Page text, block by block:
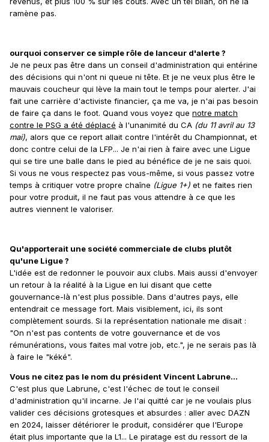
ramène pas.
ourquoi conserver ce simple rôle de lanceur d'alerte ?
Je ne peux pas être dans un conseil d'administration qui entérine
des décisions qui n'ont ni queue ni tête. Et je ne veux plus être le
mauvais coucheur qui lève la main tout le temps pour alerter. J'ai
fait une carrière d'activiste financier, ça me va, je n'ai pas besoin
de faire ça dans le foot. Quand vous voyez que notre match
contre le PSG a été déplacé à l'unanimité du CA (du 11 avril au 13
mai), alors que ce report allait contre l'intérêt du Championnat, et
donc contre celui de la LFP... Je n'ai rien à faire avec une Ligue
qui se tire une balle dans le pied au bénéfice de je ne sais quoi.
Si vous ne vous respectez pas vous-même, si vous passez votre
temps à critiquer votre propre chaîne (Ligue 1+) et ne faites rien
pour votre produit, il ne faut pas vous attendre à ce que les
autres viennent le valoriser.
Qu'apporterait une société commerciale de clubs plutôt
qu'une Ligue ?
L'idée est de redonner le pouvoir aux clubs. Mais aussi d'envoyer
un retour à la réalité à la Ligue en lui disant que cette
gouvernance-là n'est plus possible. Dans d'autres pays, elle
entendrait ce message fort. Mais visiblement, ici, ils sont
complètement sourds. Si la représentation nationale me disait :
"On n'est pas contents de votre gouvernance et de vos
rémunérations, vous faites mal votre job, etc.", je ne serais pas là
à faire le "kéké".
Vous ne citez pas le nom du président Vincent Labrune...
C'est plus que Labrune, c'est l'échec de tout le conseil
d'administration qu'il incarne. Je l'ai quitté car je ne voulais plus
valider ces décisions grotesques et absurdes : aller avec DAZN
en 2024, laisser détériorer le produit, considérer que l'Europe
était plus importante que la L1... Le piratage est du ressort de la